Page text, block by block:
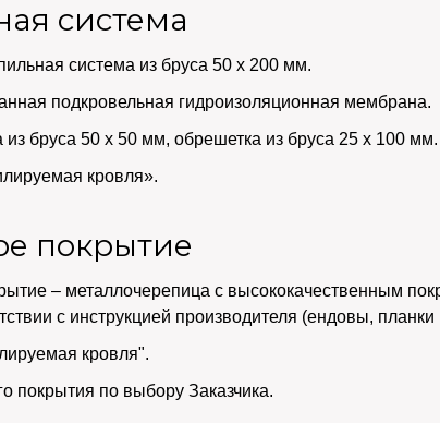
система
система из бруса 50 х 200 мм.
подкровельная гидроизоляционная мембрана.
из бруса 50 х 50 мм, обрешетка из бруса 25 х 100 мм.
кровля».
покрытие
– металлочерепица с высококачественным
с инструкцией производителя (ендовы,
кровля".
покрытия по выбору Заказчика.